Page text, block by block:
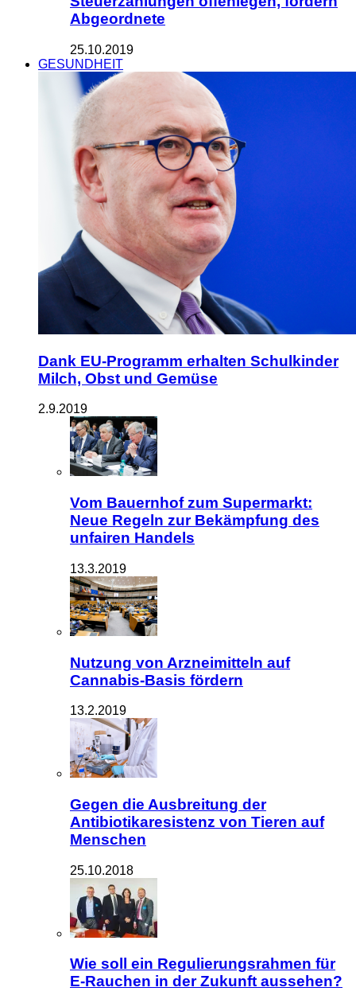
Abgeordnete
25.10.2019
GESUNDHEIT
Dank EU-Programm erhalten Schulkinder
Milch, Obst und Gemüse
2.9.2019
Vom Bauernhof zum Supermarkt:
Neue Regeln zur Bekämpfung des
unfairen Handels
13.3.2019
Nutzung von Arzneimitteln auf
Cannabis-Basis fördern
13.2.2019
Gegen die Ausbreitung der
Antibiotikaresistenz von Tieren auf
Menschen
25.10.2018
Wie soll ein Regulierungsrahmen für
E-Rauchen in der Zukunft aussehen?